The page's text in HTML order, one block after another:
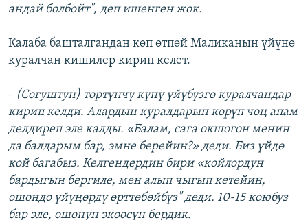
андай болбойт", деп ишенген жок.
Калаба башталгандан көп өтпөй Маликанын үйүнө
куралчан кишилер кирип келет.
- (Согуштун) төртүнчү күнү үйүбүзгө куралчандар
кирип келди. Алардын куралдарын көрүп чоң апам
делдиреп эле калды. «Балам, сага окшогон менин
да балдарым бар, эмне берейин?» деди. Биз үйдө
кой багабыз. Келгендердин бири «койлордун
бардыгын бергиле, мен алып чыгып кетейин,
ошондо үйүңөрдү өрттөбөйбүз" деди. 10-15 коюбуз
бар эле, ошонун экөөсүн бердик.